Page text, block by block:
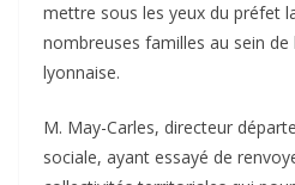
mettre sous les yeux du préfet
nombreuses familles au sein de
lyonnaise.
M. May-Carles, directeur
sociale, ayant essayé de